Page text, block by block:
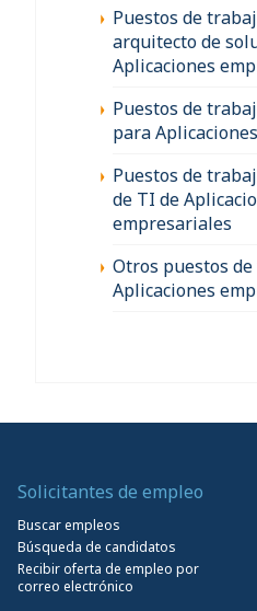
Puestos de
arquitecto de
Aplicaciones
Puestos de
para
Puestos de
de TI de
empresariales
Otros puestos
Aplicaciones
Solicitantes de empleo
Buscar empleos
Búsqueda de candidatos
Recibir oferta de empleo por
correo electrónico